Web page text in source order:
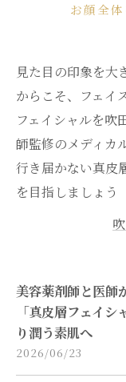
お顔全
見た目の印象を大
からこそ、フェイ
フェイシャルを吹
師監修のメディカ
行き届かない真皮
を目指しましょう
美容薬剤師と医師
「真皮層フェイ
り潤う素肌へ
2026/06/23